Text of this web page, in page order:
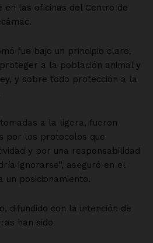
en las oficinas del Centro de
fue bajo un principio claro,
a la población animal y
y sobre todo protección a la
a la ligera, fueron
por los protocolos que
y por una responsabilidad
ignorarse”, aseguró en el
un posicionamiento.
difundido con la intención de
han sido